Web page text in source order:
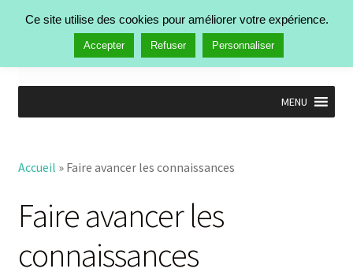
MENU
Identifier les priorités de recherche
Intégrer les connaissances
Activités passées
Accueil » Faire avancer les connaissances
Faire avancer les
connaissances
Ce site utilise des cookies pour améliorer votre expérience.
Accepter Refuser Personnaliser